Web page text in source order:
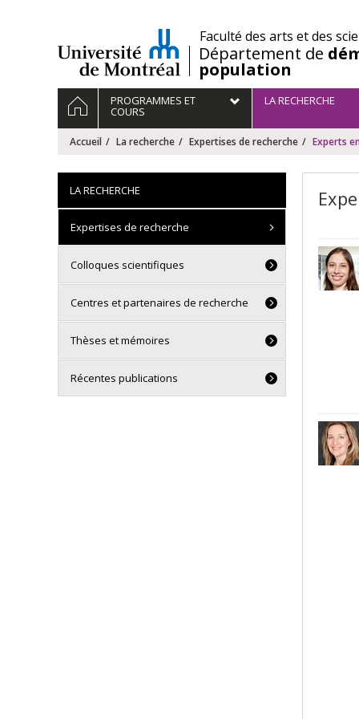
/Faculté des arts et des
Département de
population
Navigation
principale
ACCUEILPROGRAMMES ET
COURS
LA RECHERCHE
Accueil La recherche Expertises de recherche Experts
LA RECHERCHE
Expertises de recherche
Colloques scientifiques
Centres et partenaires de recherche
Thèses et mémoires
Récentes publications